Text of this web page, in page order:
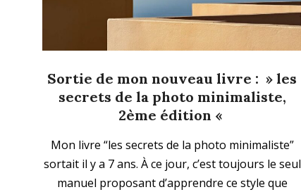
Sortie de mon nouveau livre : » les
secrets de la photo minimaliste,
2ème édition «
04-
24
Mon livre “les secrets de la photo minimaliste”
sortait il y a 7 ans. À ce jour, c’est toujours le seul
manuel proposant d’apprendre ce style que